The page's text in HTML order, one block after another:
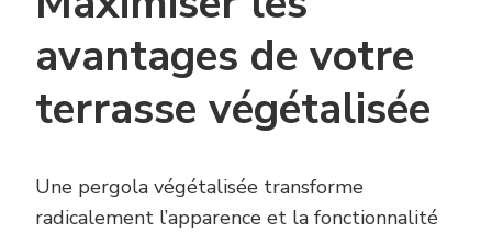
avantages de votre
terrasse végétalisée
Une pergola végétalisée transforme
radicalement l’apparence et la fonctionnalité